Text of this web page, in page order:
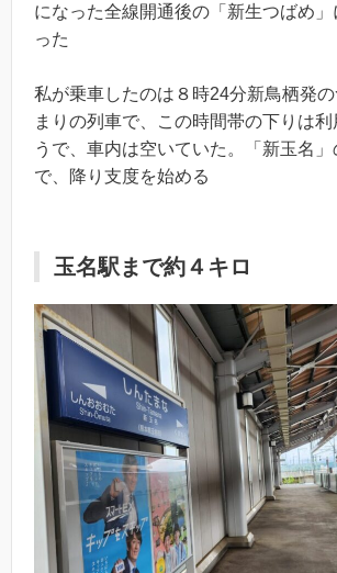
になった全線開通後の「新生つばめ
った
私が乗車したのは８時24分新鳥栖発
まりの列車で、この時間帯の下りは利
うで、車内は空いていた。「新玉名
で、降り支度を始める
玉名駅まで約４キロ